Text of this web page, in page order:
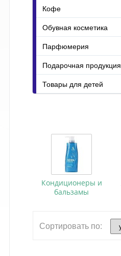
Кофе
Обувная косметика
Парфюмерия
Подарочная продукция
Товары для детей
Кондиционеры и
бальзамы
Сортировать по: